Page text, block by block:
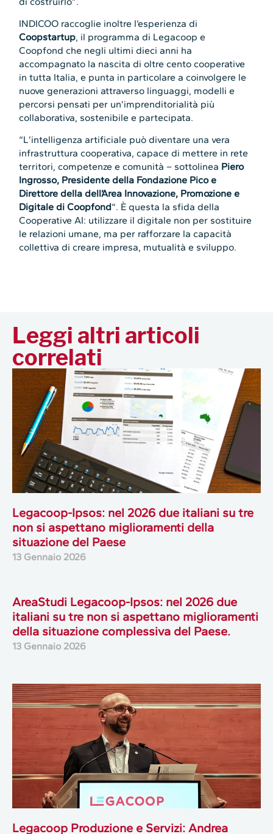
INDICOO raccoglie inoltre l’esperienza di
Coopstartup, il programma di Legacoop e
Coopfond che negli ultimi dieci anni ha
accompagnato la nascita di oltre cento cooperative
in tutta Italia, e punta in particolare a coinvolgere le
nuove generazioni attraverso linguaggi, modelli e
percorsi pensati per un’imprenditorialità più
collaborativa, sostenibile e partecipata.
“L’intelligenza artificiale può diventare una vera
infrastruttura cooperativa, capace di mettere in rete
territori, competenze e comunità – sottolinea Piero
Ingrosso, Presidente della Fondazione Pico e
Direttore della dell’Area Innovazione, Promozione e
Digitale di Coopfond“. È questa la sfida della
Cooperative AI: utilizzare il digitale non per sostituire
le relazioni umane, ma per rafforzare la capacità
collettiva di creare impresa, mutualità e sviluppo.
Leggi altri articoli
correlati
Legacoop-Ipsos: nel 2026 due italiani su tre
non si aspettano miglioramenti della
situazione del Paese
13 Gennaio 2026
AreaStudi Legacoop-Ipsos: nel 2026 due
italiani su tre non si aspettano miglioramenti
della situazione complessiva del Paese.
13 Gennaio 2026
Legacoop Produzione e Servizi: Andrea